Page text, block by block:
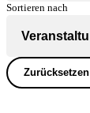
Sortieren nach
Zurücksetzen